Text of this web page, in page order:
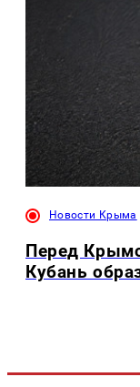
Новости Крыма
Перед
Кубань